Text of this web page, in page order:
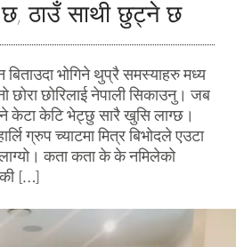
ठाउँ साथी छुट्ने छ
भोगिने थुप्रै समस्याहरु मध्य
छोरा छोरिलाई नेपाली सिकाउनु। जब
केटा केटि भेट्छु सारै खुसि लाग्छ।
ग्रुप च्याटमा मित्र बिभोदले एउटा
कता कता के के नमिलेको
[…]